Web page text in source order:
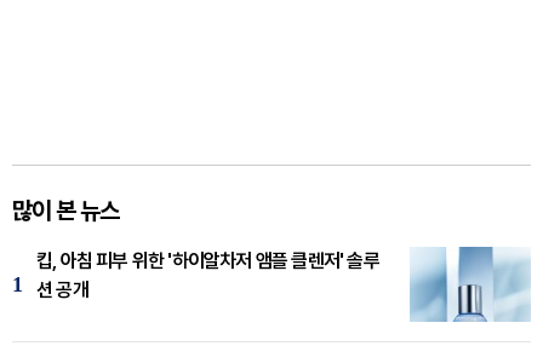
많이 본 뉴스
1
킵, 아침 피부 위한 '하이알차저 앰플 클렌저' 솔루
션 공개